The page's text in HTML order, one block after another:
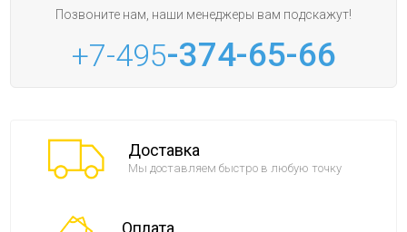
Позвоните нам, наши менеджеры вам подскажут!
+7-495-374-65-66
Доставка
Мы доставляем быстро в любую точку
Оплата